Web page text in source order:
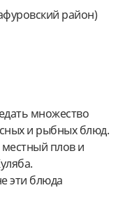
район)
множество
и рыбных блюд.
плов и
эти блюда